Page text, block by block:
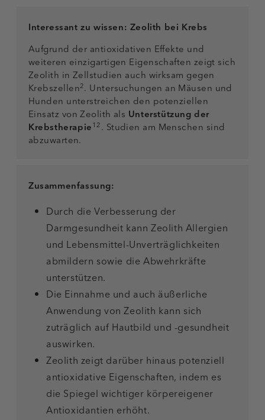
Interessant zu wissen: Zeolith bei Krebs
Aufgrund der antioxidativen Effekte und
weiteren einzigartigen Eigenschaften zeigt sich
Zeolith in Zellstudien auch wirksam gegen
Krebszellen2. Untersuchungen an Mäusen und
Hunden unterstreichen den potenziellen
Einsatz von Zeolith als Unterstützung der
Krebstherapie12. Studien am Menschen sind
abzuwarten.
Zusammenfassung:
Durch die Verbesserung der
Darmgesundheit kann Zeolith Allergien
und Lebensmittel-Unverträglichkeiten
abmildern sowie die Abwehrkräfte
unterstützen.
Die Einnahme und auch äußerliche
Anwendung von Zeolith kann sich
zuträglich auf Hautbild und -gesundheit
auswirken.
Zeolith zeigt darüber hinaus potenziell
antioxidative Eigenschaften, indem es
die Spiegel wichtiger körpereigener
Antioxidantien erhöht.